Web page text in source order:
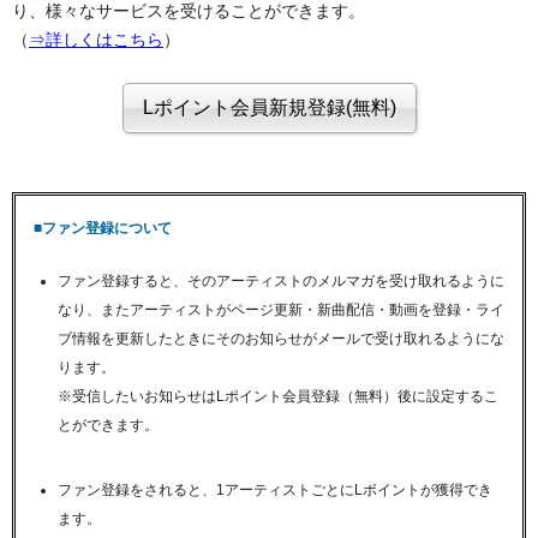
り、様々なサービスを受けることができます。
（ ⇒詳しくはこちら ）
■ファン登録について
ファン登録すると、そのアーティストのメルマガを受け取れるように
なり、またアーティストがページ更新・新曲配信・動画を登録・ライ
ブ情報を更新したときにそのお知らせがメールで受け取れるようにな
ります。
※受信したいお知らせはLポイント会員登録（無料）後に設定するこ
とができます。
ファン登録をされると、1アーティストごとにLポイントが獲得でき
ます。